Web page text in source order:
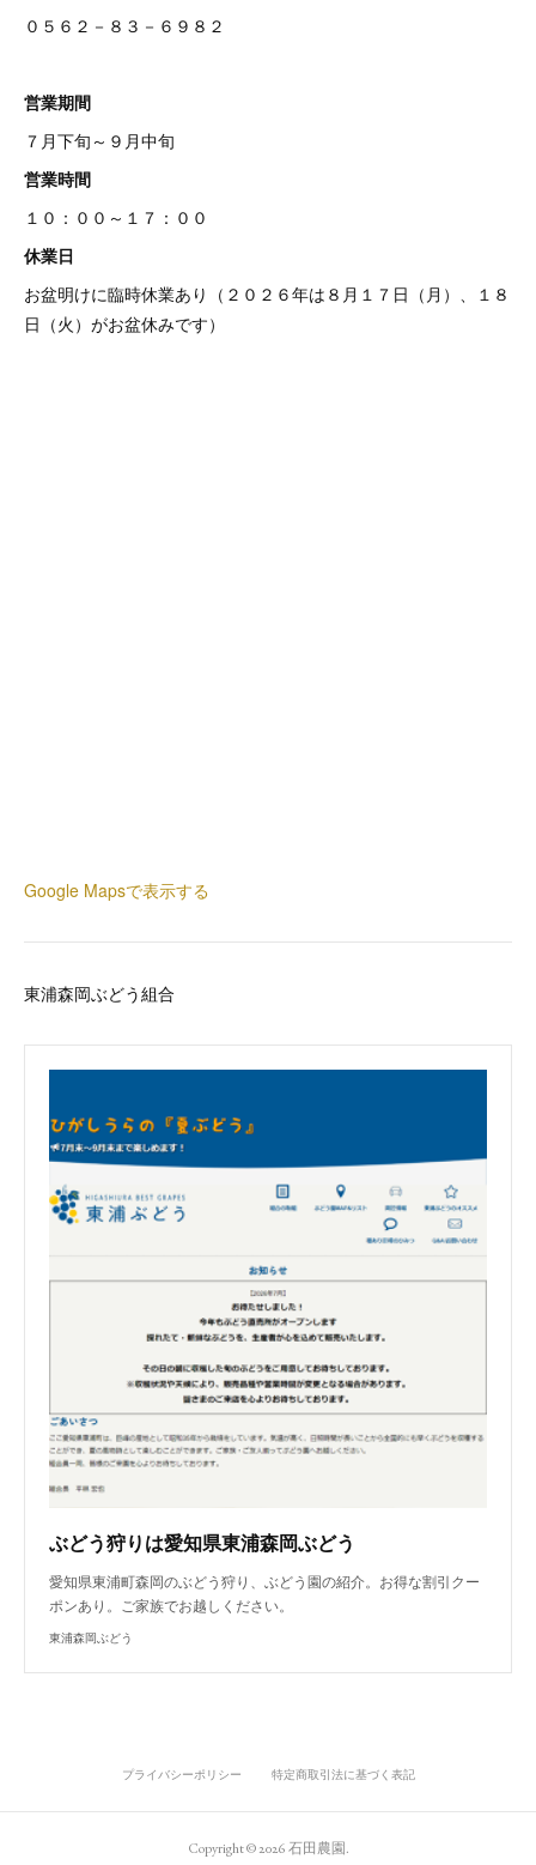
０５６２－８３－６９８２
営業期間
７月下旬～９月中旬
営業時間
１０：００～１７：００
休業日
お盆明けに臨時休業あり（２０２６年は８月１７日（月）、１８
日（火）がお盆休みです）
Google Mapsで表示する
東浦森岡ぶどう組合
ぶどう狩りは愛知県東浦森岡ぶどう
愛知県東浦町森岡のぶどう狩り、ぶどう園の紹介。お得な割引クー
ポンあり。ご家族でお越しください。
東浦森岡ぶどう
プライバシーポリシー 特定商取引法に基づく表記
Copyright ©2026石田農園.